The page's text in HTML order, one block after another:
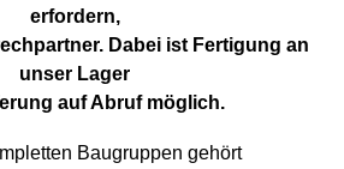
erfordern,
Dabei ist Fertigung an
unser Lager
auf Abruf möglich.
Baugruppen gehört